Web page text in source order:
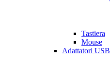
Tastiera
Mouse
Adattatori USB